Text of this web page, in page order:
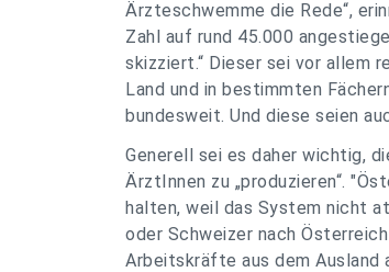
Ärzteschwemme die Rede“,
Zahl auf rund 45.000
skizziert.“ Dieser sei vor allem
Land und in bestimmten
bundesweit. Und diese seien
Generell sei es daher wichtig,
ÄrztInnen zu „produzieren“.
halten, weil das System nicht
oder Schweizer nach
Arbeitskräfte aus dem Ausland